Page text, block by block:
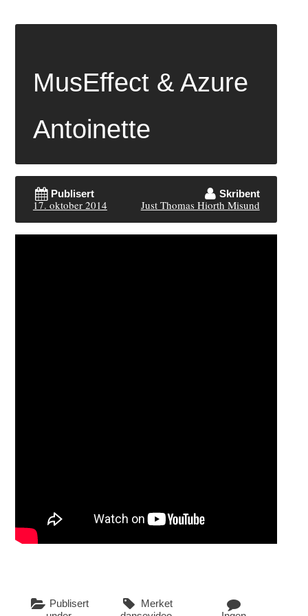
MusEffect & Azure
Antoinette
Publisert
17. oktober 2014
Skribent
Just Thomas Hiorth Misund
Publisert
Merket